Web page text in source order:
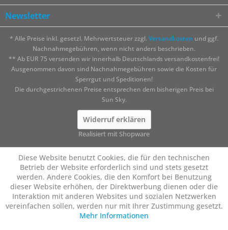
Newsletter
* Alle Preise inkl. gesetzl. Mehrwertsteuer zzgl. Versandkosten und ggf.
Nachnahmegebühren, wenn nicht anders beschrieben.
** Ab EUR 75 versenden wir innerhalb Deutschlands versandkostenfrei!
Ausgenommen davon sind Nachnahmegebühren sowie die Kosten für
Sperrgut und Speditionen!
Die durchgestrichenen Preise entsprechen dem bisherigen Preis bei
Sun Sky.
Widerruf erklären
Realisiert mit Shopware
Diese Website benutzt Cookies, die für den technischen
Betrieb der Website erforderlich sind und stets gesetzt
werden. Andere Cookies, die den Komfort bei Benutzung
dieser Website erhöhen, der Direktwerbung dienen oder die
Interaktion mit anderen Websites und sozialen Netzwerken
vereinfachen sollen, werden nur mit Ihrer Zustimmung gesetzt.
Mehr Informationen